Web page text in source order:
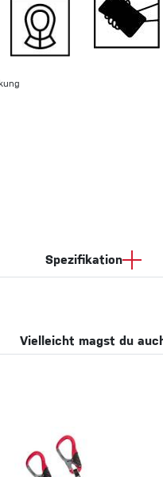
Spezifikation
Vielleicht magst du